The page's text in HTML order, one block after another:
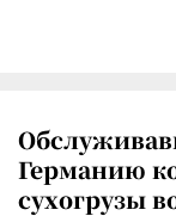
Германию
сухогрузы